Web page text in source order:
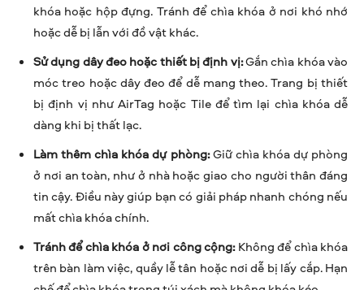
khóa hoặc hộp đựng. Tránh để chìa khóa ở nơi khó nhớ
hoặc dễ bị lẫn với đồ vật khác.
Sử dụng dây đeo hoặc thiết bị định vị:Gắn chìa khóa vào
móc treo hoặc dây đeo để dễ mang theo. Trang bị thiết
bị định vị như AirTag hoặc Tile để tìm lại chìa khóa dễ
dàng khi bị thất lạc.
Làm thêm chìa khóa dự phòng:Giữ chìa khóa dự phòng
ở nơi an toàn, như ở nhà hoặc giao cho người thân đáng
tin cậy. Điều này giúp bạn có giải pháp nhanh chóng nếu
mất chìa khóa chính.
Tránh để chìa khóa ở nơi công cộng:Không để chìa khóa
trên bàn làm việc, quầy lễ tân hoặc nơi dễ bị lấy cắp. Hạn